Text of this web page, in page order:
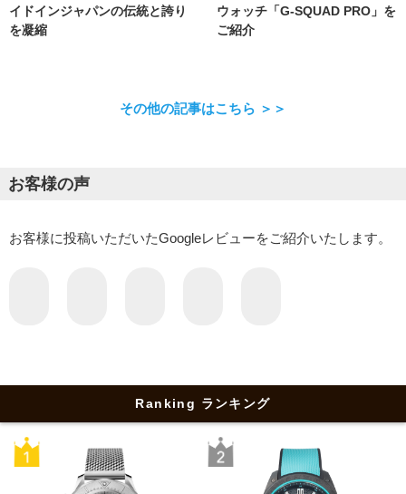
イドインジャパンの伝統と誇り
を凝縮
ウォッチ「G-SQUAD PRO」を
ご紹介
その他の記事はこちら ＞＞
お客様の声
お客様に投稿いただいたGoogleレビューをご紹介いたします。
Ranking ランキング